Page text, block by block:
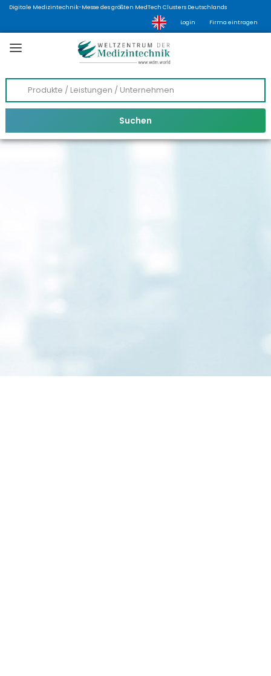
Digitale Medizintechnik-Messe des größten MedTech Clusters Deutschlands
Login Firma eintragen